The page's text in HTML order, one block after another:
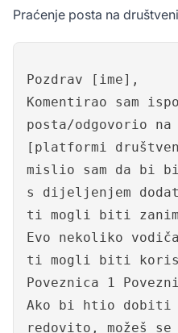
Praćenje posta na
Pozdrav [ime],
Komentirao sam
posta/odgovorio
[platformi
mislio sam da bi
s dijeljenjem
ti mogli biti
Evo nekoliko
ti mogli biti
Poveznica 1
Ako bi htio dobiti
redovito, možeš